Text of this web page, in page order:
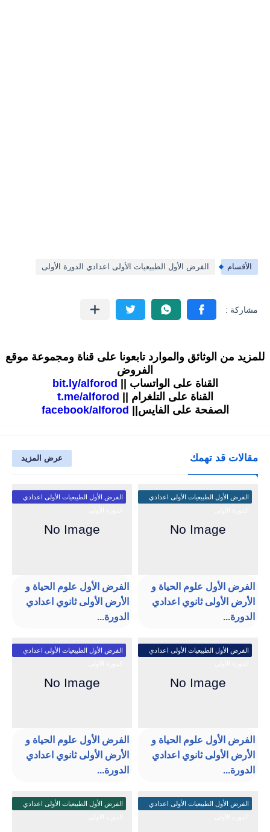
الأقسام الفرض الأول الطبيعيات الأولى اعدادي الدورة الأولى
للمزيد من الوثائق والموارد تابعونا على قناة ومجموعة موقع
الفروض
القناة على الواتساب ||
bit.ly/alforod
القناة على التلغرام ||
t.me/alforod
الصفحة على الفايس||
facebook/alforod
مقالات قد تهمك عرض المزيد
الفرض الأول الطبيعيات الأولى اعدادي
الفرض الأول علوم الحياة و
الأرض الأولى ثانوي اعدادي
الدورة...
الفرض الأول الطبيعيات الأولى اعدادي
الفرض الأول علوم الحياة و
الأرض الأولى ثانوي اعدادي
الدورة...
الفرض الأول الطبيعيات الأولى اعدادي
الفرض الأول علوم الحياة و
الأرض الأولى ثانوي اعدادي
الدورة...
الفرض الأول الطبيعيات الأولى اعدادي
الفرض الأول علوم الحياة و
الأرض الأولى ثانوي اعدادي
الدورة...
الفرض الأول الطبيعيات الأولى اعدادي
الفرض الأول الطبيعيات الأولى اعدادي